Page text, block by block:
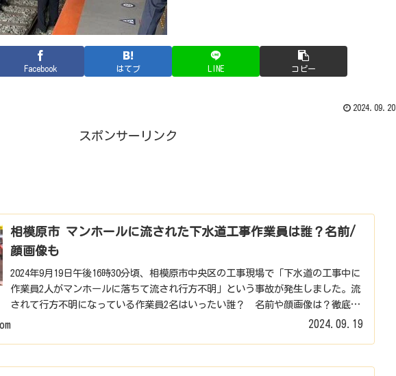
Facebook はてブ LINE コピー
2024.09.20
スポンサーリンク
相模原市 マンホールに流された下水道工事作業員は誰？名前/
顔画像も
2024年9月19日午後16時30分頃、相模原市中央区の工事現場で「下水道の工事中に
作業員2人がマンホールに落ちて流され行方不明」という事故が発生しました。流
されて行方不明になっている作業員2名はいったい誰？ 名前や顔画像は？徹底調
査しまし...
2024.09.19